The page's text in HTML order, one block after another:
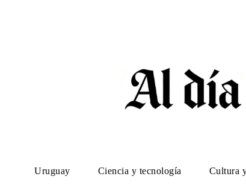
Uruguay Ciencia y tecnología Cultura